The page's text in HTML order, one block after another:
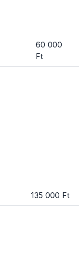
60 000
Ft
135 000 Ft